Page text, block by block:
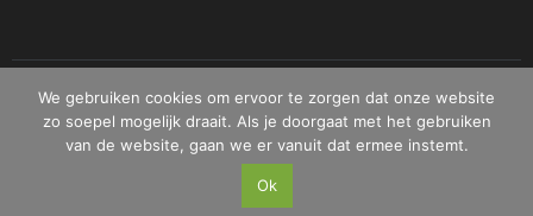
© Copyright 2019 -2026 - DekkenDerPaints. All Rights Reserved.
We gebruiken cookies om ervoor te zorgen dat onze website
zo soepel mogelijk draait. Als je doorgaat met het gebruiken
van de website, gaan we er vanuit dat ermee instemt.
Ok